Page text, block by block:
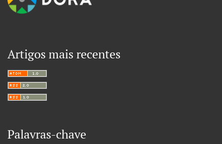
Artigos mais recentes
Palavras-chave